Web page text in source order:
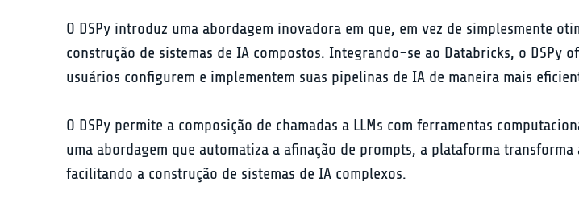
O DSPy introduz uma abordagem inovadora em que, em vez de simplesmente
construção de sistemas de IA compostos. Integrando-se ao Databricks, o DSPy
usuários configurem e implementem suas pipelinas de IA de maneira mais
O DSPy permite a composição de chamadas a LLMs com ferramentas
uma abordagem que automatiza a afinação de prompts, a plataforma
facilitando a construção de sistemas de IA complexos.